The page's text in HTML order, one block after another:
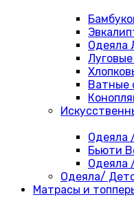
Одеяла
Ватные
Одеяла
Бьюти
Одеяла
Одеяла/
Матрасы и